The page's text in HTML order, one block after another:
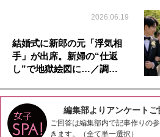
2026.06.19
結婚式に新郎の元「浮気相
手」が出席。新婦の“仕返
し”で地獄絵図に…／調…